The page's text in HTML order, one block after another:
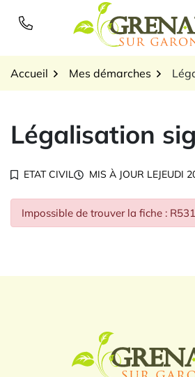
Logo
Accueil Mes démarches
Légalisation
ETAT CIVIL MIS À JOUR LEJEUDI
Impossible de trouver la fiche :